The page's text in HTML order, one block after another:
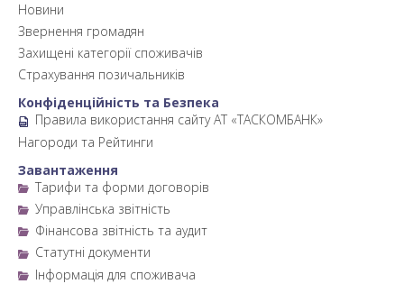
Новини
Звернення громадян
Захищені категорії споживачів
Страхування позичальників
Конфіденційність та Безпека
Правила використання сайту АТ «ТАСКОМБАНК»
Нагороди та Рейтинги
Завантаження
Тарифи та форми договорів
Управлінська звітність
Фінансова звітність та аудит
Статутні документи
Інформація для споживача